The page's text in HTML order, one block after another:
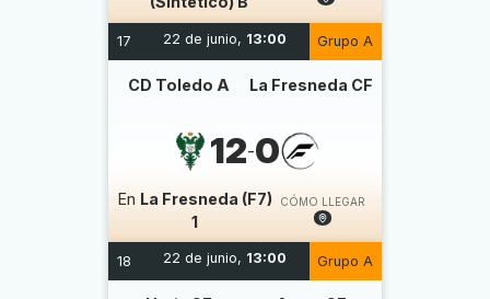
17 22 de junio, 13:00 Grupo A
CD Toledo A La Fresneda CF
12-0
En La Fresneda (F7)
1
CÓMO LLEGAR
18 22 de junio, 13:00 Grupo A